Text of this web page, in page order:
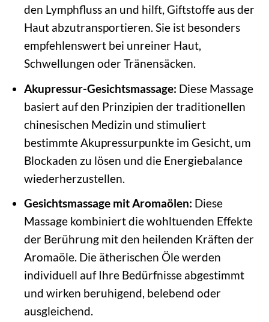
den Lymphfluss an und hilft, Giftstoffe aus der
Haut abzutransportieren. Sie ist besonders
empfehlenswert bei unreiner Haut,
Schwellungen oder Tränensäcken.
Akupressur-Gesichtsmassage: Diese Massage
basiert auf den Prinzipien der traditionellen
chinesischen Medizin und stimuliert
bestimmte Akupressurpunkte im Gesicht, um
Blockaden zu lösen und die Energiebalance
wiederherzustellen.
Gesichtsmassage mit Aromaölen: Diese
Massage kombiniert die wohltuenden Effekte
der Berührung mit den heilenden Kräften der
Aromaöle. Die ätherischen Öle werden
individuell auf Ihre Bedürfnisse abgestimmt
und wirken beruhigend, belebend oder
ausgleichend.